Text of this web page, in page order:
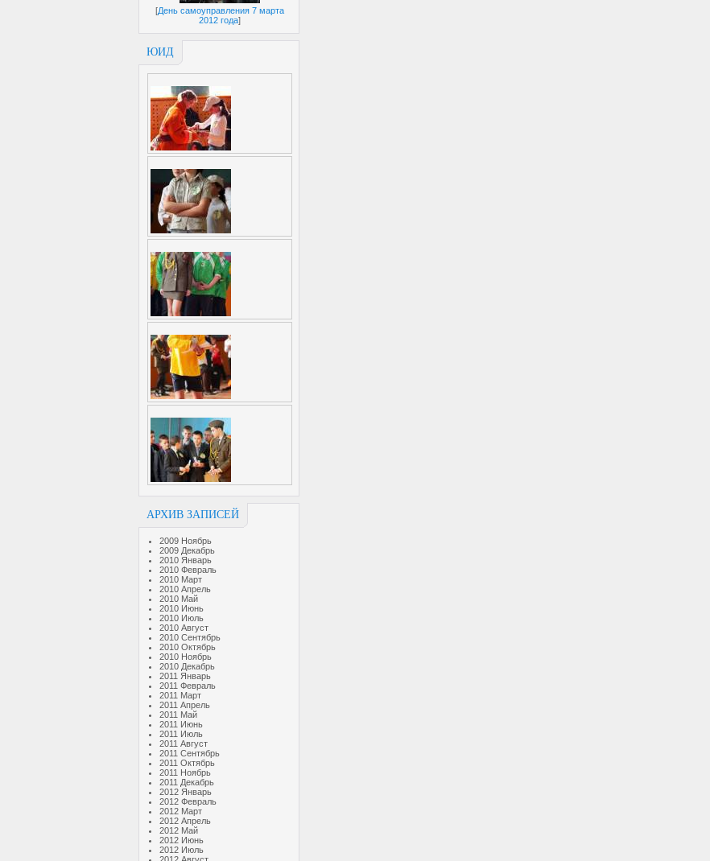
[День самоуправления 7 марта
2012 года]
ЮИД
АРХИВ ЗАПИСЕЙ
2009 Ноябрь
2009 Декабрь
2010 Январь
2010 Февраль
2010 Март
2010 Апрель
2010 Май
2010 Июнь
2010 Июль
2010 Август
2010 Сентябрь
2010 Октябрь
2010 Ноябрь
2010 Декабрь
2011 Январь
2011 Февраль
2011 Март
2011 Апрель
2011 Май
2011 Июнь
2011 Июль
2011 Август
2011 Сентябрь
2011 Октябрь
2011 Ноябрь
2011 Декабрь
2012 Январь
2012 Февраль
2012 Март
2012 Апрель
2012 Май
2012 Июнь
2012 Июль